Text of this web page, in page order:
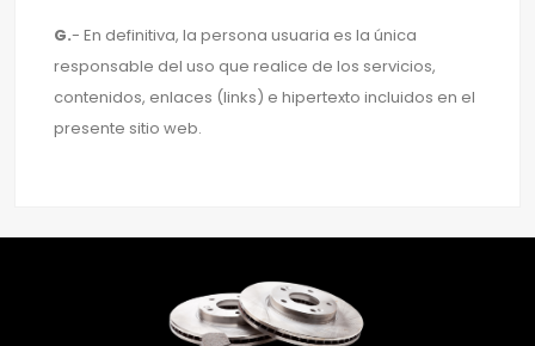
G.- En definitiva, la persona usuaria es la única
responsable del uso que realice de los servicios,
contenidos, enlaces (links) e hipertexto incluidos en el
presente sitio web.